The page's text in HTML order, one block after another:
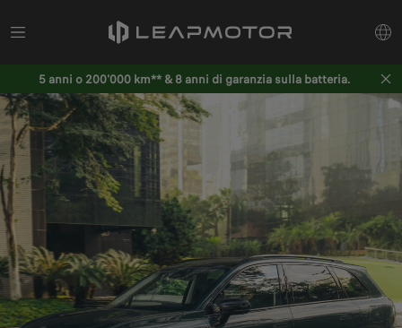
5 anni o 200'000 km** & 8 anni di garanzia sulla batteria.